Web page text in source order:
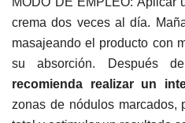
crema dos veces al día.
masajeando el producto con
su absorción. Después
recomienda realizar un
zonas de nódulos marcados,